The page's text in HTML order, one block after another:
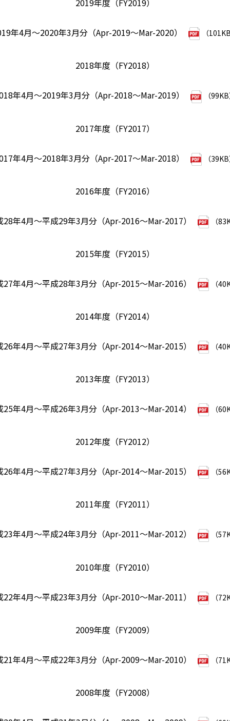
2019年度（FY2019）
年4月～2020年3月分（Apr-2019～Mar-2020） （
2018年度（FY2018）
年4月～2019年3月分（Apr-2018～Mar-2019） （
2017年度（FY2017）
年4月～2018年3月分（Apr-2017～Mar-2018） （
2016年度（FY2016）
28年4月～平成29年3月分（Apr-2016～Mar-2017） （
2015年度（FY2015）
27年4月～平成28年3月分（Apr-2015～Mar-2016） （
2014年度（FY2014）
26年4月～平成27年3月分（Apr-2014～Mar-2015） （
2013年度（FY2013）
25年4月～平成26年3月分（Apr-2013～Mar-2014） （
2012年度（FY2012）
26年4月～平成27年3月分（Apr-2014～Mar-2015） （
2011年度（FY2011）
23年4月～平成24年3月分（Apr-2011～Mar-2012） （
2010年度（FY2010）
22年4月～平成23年3月分（Apr-2010～Mar-2011） （
2009年度（FY2009）
21年4月～平成22年3月分（Apr-2009～Mar-2010） （
2008年度（FY2008）